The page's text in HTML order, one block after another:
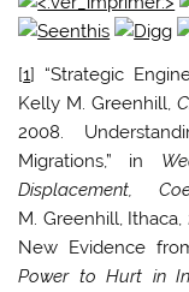
[1] “Strategic
Kelly M. Greenhill,
2008.
Migrations,” in
Displacement,
M. Greenhill, Ithaca,
New Evidence
Power to Hurt in